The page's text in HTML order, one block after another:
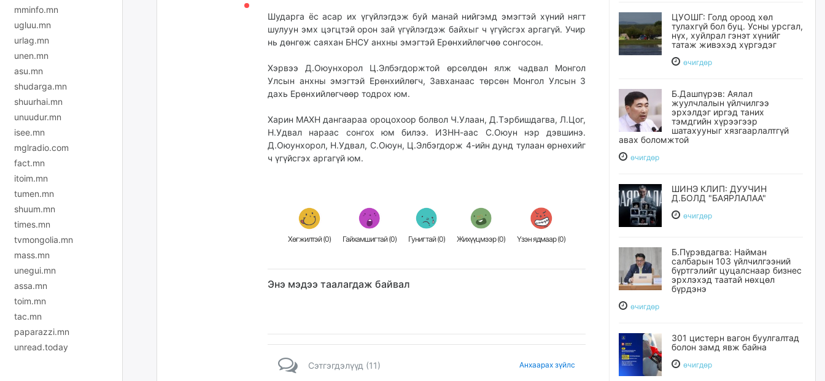
mminfo.mn
ugluu.mn
urlag.mn
unen.mn
asu.mn
shudarga.mn
shuurhai.mn
unuudur.mn
isee.mn
mglradio.com
fact.mn
itoim.mn
tumen.mn
shuum.mn
times.mn
tvmongolia.mn
mass.mn
unegui.mn
assa.mn
toim.mn
tac.mn
paparazzi.mn
unread.today
Шударга ёс асар их үгүйлэгдэж буй манай нийгэмд эмэгтэй хүний нягт
шулуун эмх цэгцтэй орон зай үгүйлэгдэж байхыг ч үгүйсгэх аргагүй. Учир
нь дөнгөж саяхан БНСУ анхны эмэгтэй Ерөнхийлөгчөө сонгосон.
Хэрвээ Д.Оюунхорол Ц.Элбэгдоржтой өрсөлдөн ялж чадвал Монгол
Улсын анхны эмэгтэй Ерөнхийлөгч, Завханаас төрсөн Монгол Улсын 3
дахь Ерөнхийлөгчөөр тодрох юм.
Харин МАХН дангаараа ороцохоор болвол Ч.Улаан, Д.Тэрбишдагва, Л.Цог,
Н.Удвал нараас сонгох юм билээ. ИЗНН-аас С.Оюун нэр дэвшинэ.
Д.Оюунхорол, Н.Удвал, С.Оюун, Ц.Элбэгдорж 4-ийн дунд тулаан өрнөхийг
ч үгүйсгэх аргагүй юм.
Хөгжилтэй (0) Гайхамшигтай (0) Гунигтай (0) Жихүүцмээр (0) Үзэн ядмаар (0)
Энэ мэдээ таалагдаж байвал
Сэтгэгдэлүүд (11) Анхаарах зүйлс
ЦУОШГ: Голд ороод хөл
тулахгүй бол буц. Усны урсгал,
нүх, хуйлрал гэнэт хүнийг
татаж живэхэд хүргэдэг
өчигдѳр
Б.Дашпүрэв: Аялал
жуулчлалын үйлчилгээ
эрхэлдэг иргэд таних
тэмдгийн хүрээгээр
шатахууныг хязгаарлалтгүй
авах боломжтой
өчигдѳр
ШИНЭ КЛИП: ДУУЧИН
Д.БОЛД "БАЯРЛАЛАА"
өчигдѳр
Б.Пүрэвдагва: Найман
салбарын 103 үйлчилгээний
бүртгэлийг цуцалснаар бизнес
эрхлэхэд таатай нөхцөл
бүрдэнэ
өчигдѳр
301 цистерн вагон буулгалтад
болон замд явж байна
өчигдѳр